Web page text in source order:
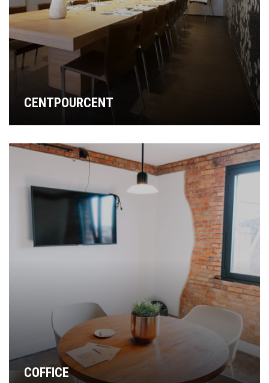
CENTPOURCENT
COFFICE